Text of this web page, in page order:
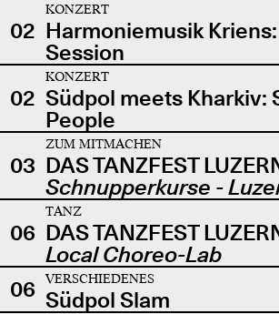
02
KONZERT
Harmoniemusik
Session
02
KONZERT
Südpol meets Kharkiv:
People
03
ZUM MITMACHEN
DAS TANZFEST
Schnupperkurse -
06
TANZ
DAS TANZFEST
Local Choreo-Lab
06
VERSCHIEDENES
Südpol Slam